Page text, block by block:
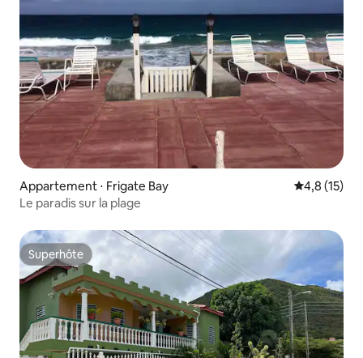
Appartement ⋅ Frigate Bay Évaluation
4,8 (15)
Le paradis sur la plage
Superhôte
Superhôte